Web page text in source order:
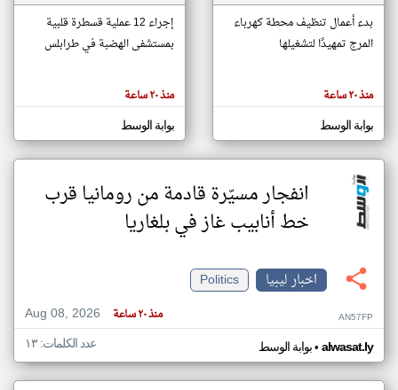
مصادر الأخبار من ليبيا
اخبار ليبيا على مدار الساعة
أهم اخبار ليبيا العاجلة والمباشرة
المقالات
الموجوده
هنا عن
وجهة
نظر
كاتبيها.
بدء أعمال تنظيف محطة كهرباء
المرج تمهيدًا لتشغيلها
منذ ٢٠ ساعة
بوابة الوسط
إجراء 12 عملية قسطرة قلبية
بمستشفى الهضبة في طرابلس
منذ ٢٠ ساعة
بوابة الوسط
انفجار مسيّرة قادمة من رومانيا قرب
خط أنابيب غاز في بلغاريا
اخبار ليبيا
Politics
Aug 08, 2026
منذ ٢٠ ساعة AN57FP
بوابة الوسط• alwasat.ly عدد الكلمات: ١٣
klyoum.com